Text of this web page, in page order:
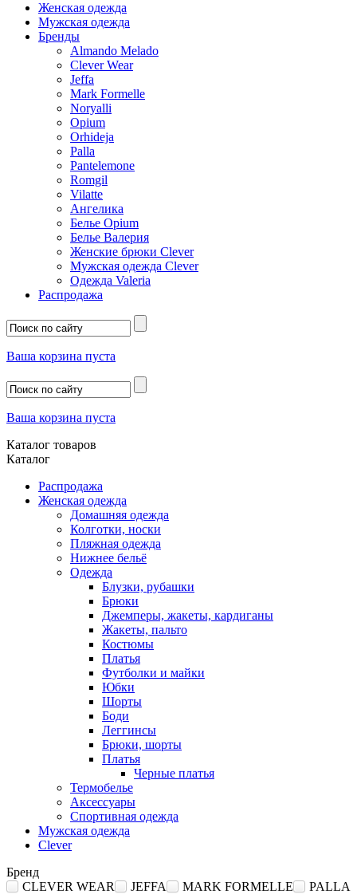
Женская одежда
Мужская одежда
Бренды
Almando Melado
Clever Wear
Jeffa
Mark Formelle
Noryalli
Opium
Orhideja
Palla
Pantelemone
Romgil
Vilatte
Ангелика
Белье Opium
Белье Валерия
Женские брюки Clever
Мужская одежда Clever
Одежда Valeria
Распродажа
Ваша корзина пуста
Ваша корзина пуста
Каталог товаров
Каталог
Распродажа
Женская одежда
Домашняя одежда
Колготки, носки
Пляжная одежда
Нижнее бельё
Одежда
Блузки, рубашки
Брюки
Джемперы, жакеты, кардиганы
Жакеты, пальто
Костюмы
Платья
Футболки и майки
Юбки
Шорты
Боди
Леггинсы
Брюки, шорты
Платья
Черные платья
Термобелье
Аксессуары
Спортивная одежда
Мужская одежда
Clever
Бренд
CLEVER WEAR
JEFFA MARK FORMELLE
PALLA